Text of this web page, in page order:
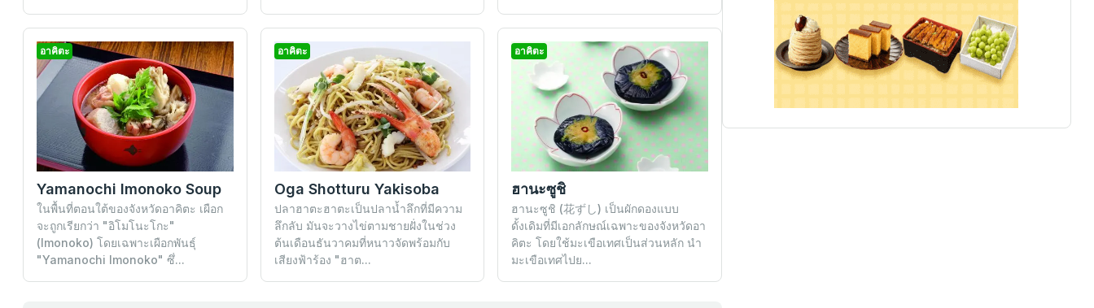
อาคิตะ
Yamanochi Imonoko Soup
ในพื้นที่ตอนใต้ของจังหวัดอาคิตะ เผือก
จะถูกเรียกว่า "อิโมโนะโกะ"
(Imonoko) โดยเฉพาะเผือกพันธุ์
"Yamanochi Imonoko" ซึ่...
อาคิตะ
Oga Shotturu Yakisoba
ปลาฮาตะฮาตะเป็นปลาน้ำลึกที่มีความ
ลึกลับ มันจะวางไข่ตามชายฝั่งในช่วง
ต้นเดือนธันวาคมที่หนาวจัดพร้อมกับ
เสียงฟ้าร้อง "ฮาต...
อาคิตะ
ฮานะซูชิ
ฮานะซูชิ (花ずし) เป็นผักดองแบบ
ดั้งเดิมที่มีเอกลักษณ์เฉพาะของจังหวัดอา
คิตะ โดยใช้มะเขือเทศเป็นส่วนหลัก นำ
มะเขือเทศไปย...